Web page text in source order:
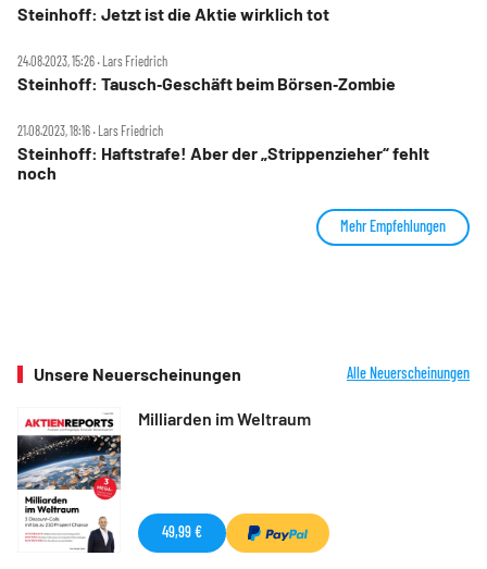
Steinhoff: Jetzt ist die Aktie wirklich tot
24.08.2023, 15:26 ‧ Lars Friedrich
Steinhoff: Tausch‑Geschäft beim Börsen‑Zombie
21.08.2023, 18:16 ‧ Lars Friedrich
Steinhoff: Haftstrafe! Aber der „Strippenzieher“ fehlt
noch
Mehr Empfehlungen
Unsere Neuerscheinungen Alle Neuerscheinungen
Milliarden im Weltraum
49,99 €